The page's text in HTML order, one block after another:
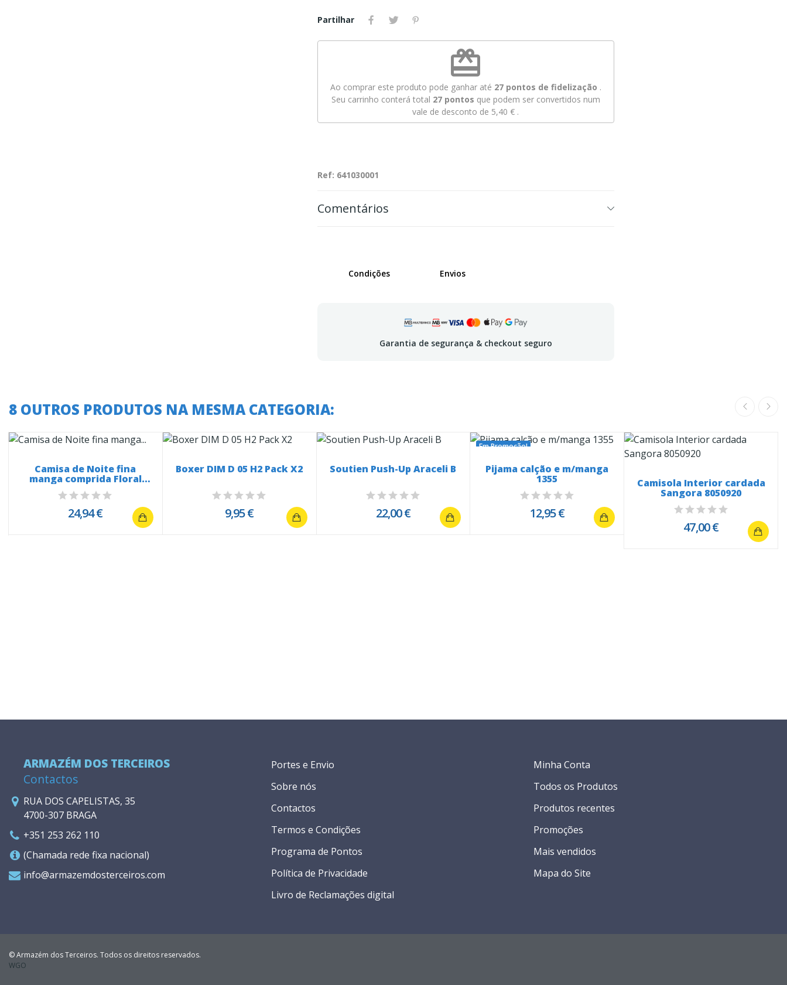
Partilhar
redeem
Ao comprar este produto pode ganhar até 27pontos de fidelização .
Seu carrinho conterá total 27pontos que podem ser convertidos num
vale de desconto de 5,40 € .
Ref: 641030001
Comentários
Condições Envios
Garantia de segurança & checkout seguro
8 OUTROS PRODUTOS NA MESMA CATEGORIA:
Camisa de Noite fina
manga comprida Floral
Azul...
24,94 €
Boxer DIM D 05 H2 Pack X2
9,95 €
Soutien Push-Up Araceli B
22,00 €
Em Promoção!
Pijama calção e m/manga
1355
12,95 €
Camisola Interior cardada
Sangora 8050920
47,00 €
ARMAZÉM DOS TERCEIROS
Contactos
RUA DOS CAPELISTAS, 35
4700-307 BRAGA
+351 253 262 110
(Chamada rede fixa nacional)
info@armazemdosterceiros.com
Portes e Envio
Sobre nós
Contactos
Termos e Condições
Programa de Pontos
Política de Privacidade
Livro de Reclamações digital
Minha Conta
Todos os Produtos
Produtos recentes
Promoções
Mais vendidos
Mapa do Site
© Armazém dos Terceiros. Todos os direitos reservados.
WGO